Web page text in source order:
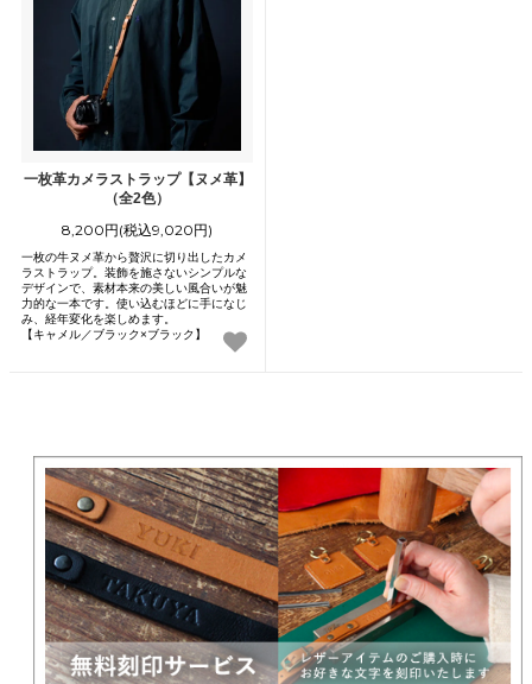
一枚革カメラストラップ【ヌメ革】
（全2色）
8,200円(税込9,020円)
一枚の牛ヌメ革から贅沢に切り出したカメ
ラストラップ。装飾を施さないシンプルな
デザインで、素材本来の美しい風合いが魅
力的な一本です。使い込むほどに手になじ
み、経年変化を楽しめます。
【キャメル／ブラック×ブラック】